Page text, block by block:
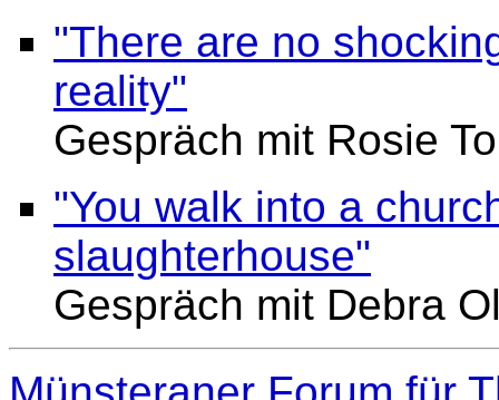
"There are no
reality"
Gespräch mit Rosie
"You walk into a
slaughterhouse"
Gespräch mit Debra